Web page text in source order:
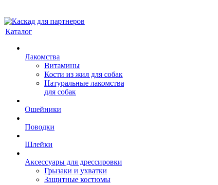
Каталог
Лакомства
Витамины
Кости из жил для собак
Натуральные лакомства
для собак
Ошейники
Поводки
Шлейки
Аксессуары для дрессировки
Грызаки и ухватки
Защитные костюмы